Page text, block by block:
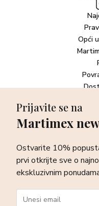
Opći
Newsletter
sve o najnovijim
ponudama te posebnim
Prijavite se na
Martimex
Ostvarite 10%
prvi otkrijte sve o
ekskluzivnim